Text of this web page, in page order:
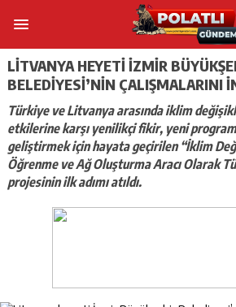
LITVANYA HEYETI İZMIR
BELEDIYESI’NIN ÇALIŞMALARINI
Türkiye ve Litvanya arasında iklim
etkilerine karşı yenilikçi fikir, yeni
geliştirmek için hayata geçirilen “İklim
Öğrenme ve Ağ Oluşturma Aracı Olarak
projesinin ilk adımı atıldı.